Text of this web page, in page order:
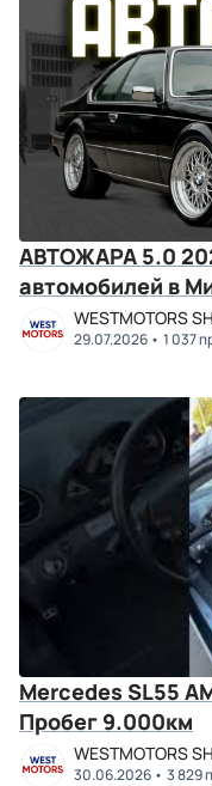
АВТОЖАРА 5.0
автомобилей в
WESTMOTORS
29.07.2026 1 037
Mercedes SL55
Пробег 9.000км
WESTMOTORS
30.06.2026 3 829